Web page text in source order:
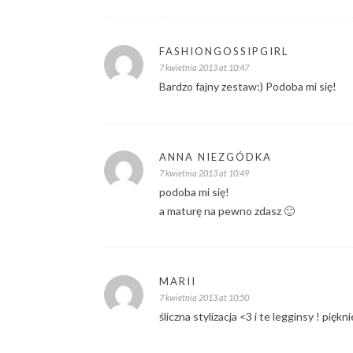
FASHIONGOSSIPGIRL
7 kwietnia 2013 at 10:47
Bardzo fajny zestaw:) Podoba mi się!
ANNA NIEZGÓDKA
7 kwietnia 2013 at 10:49
podoba mi się!
a maturę na pewno zdasz 🙂
MARII
7 kwietnia 2013 at 10:50
śliczna stylizacja <3 i te legginsy !